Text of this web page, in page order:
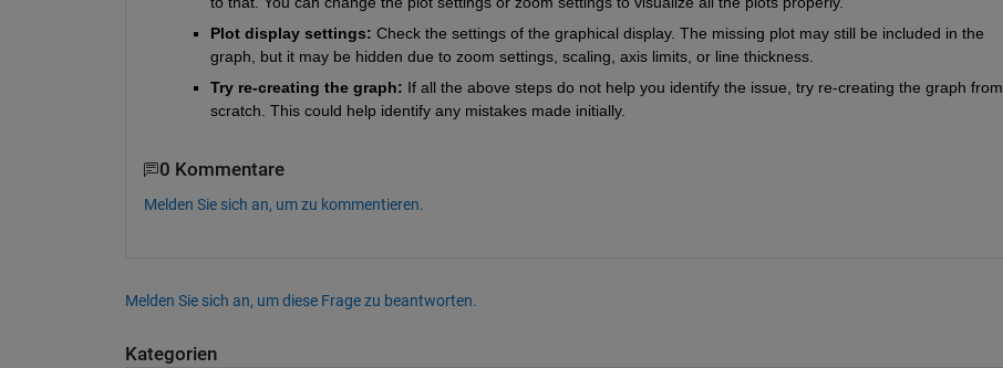
Plot display settings: Check the settings of the graphical display. The missing plot may still be included in the
graph, but it may be hidden due to zoom settings, scaling, axis limits, or line thickness.
Try re-creating the graph: If all the above steps do not help you identify the issue, try re-creating the graph from
scratch. This could help identify any mistakes made initially.
0 Kommentare
Melden Sie sich an, um zu kommentieren.
Melden Sie sich an, um diese Frage zu beantworten.
Kategorien